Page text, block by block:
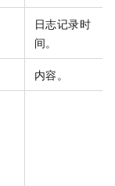
日志记录时
间。
内容。